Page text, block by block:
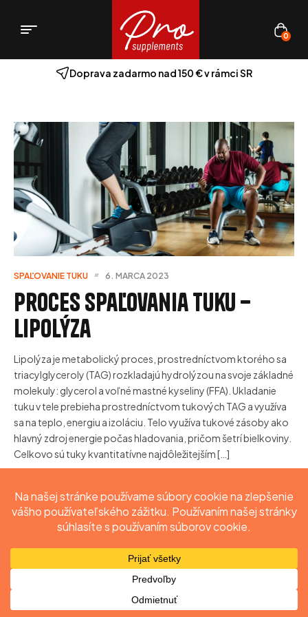
0
Doprava zadarmo nad 150 € v rámci SR
SPAĽOVANIE TUKU 6. MARCA 2023
Proces spaľovania tuku –
lipolýza
Lipolýza je metabolický proces, prostredníctvom ktorého sa
triacylglyceroly (TAG) rozkladajú hydrolýzou na svoje základné
molekuly: glycerol a voľné mastné kyseliny (FFA). Ukladanie
tuku v tele prebieha prostredníctvom tukových TAG a využíva
sa na teplo, energiu a izoláciu. Telo využíva tukové zásoby ako
hlavný zdroj energie počas hladovania, pričom šetrí bielkoviny.
Celkovo sú tuky kvantitatívne najdôležitejším […]
PREČÍTAŤ
Môj účet